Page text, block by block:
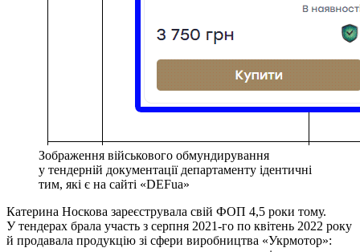
Зображення військового обмундирування
у тендерній документації департаменту ідентичні
тим, які є на сайті «DEFua»
Катерина Носкова зареєструвала свій ФОП 4,5 роки тому.
У тендерах брала участь з серпня 2021-го по квітень 2022 року
й продавала продукцію зі сфери виробництва «Укрмотор»: